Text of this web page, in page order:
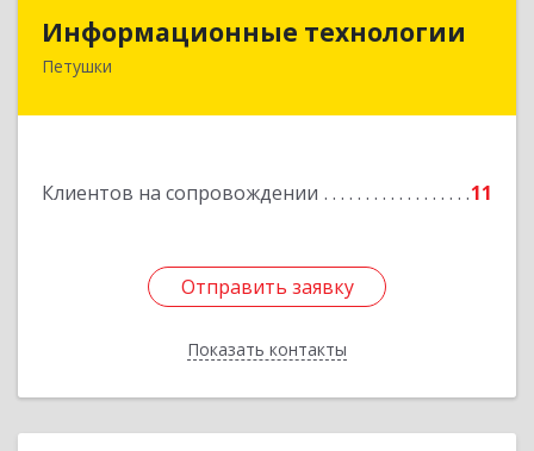
Информационные технологии
Петушки
Клиентов на сопровождении 11
Отправить заявку
Показать контакты
Информационные технологии
Отправить заявку
Назад